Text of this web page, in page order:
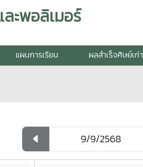
ละพอลิเมอร์
แผนการเรียน ผลสำเร็จศิษย์เก่า